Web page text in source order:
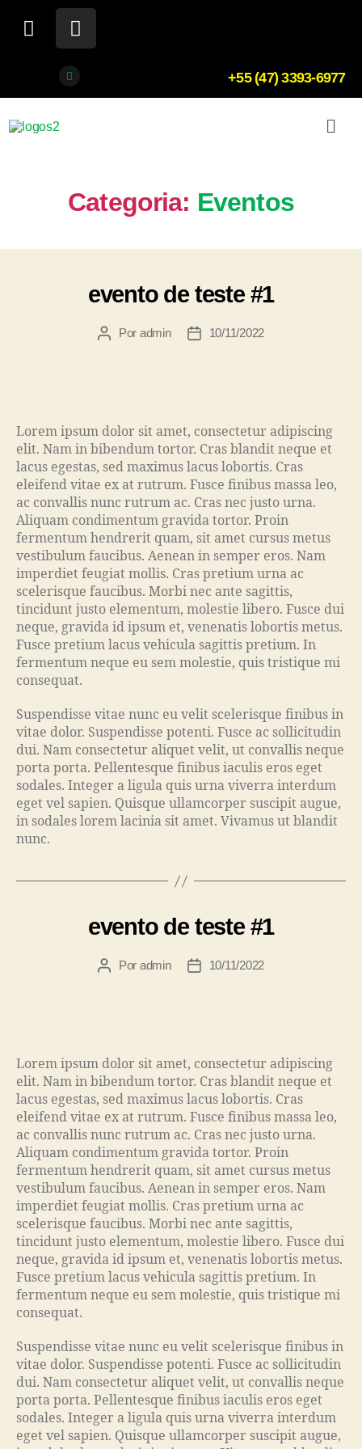
+55 (47) 3393-6977
Categoria: Eventos
evento de teste #1
Por admin 10/11/2022
Lorem ipsum dolor sit amet, consectetur adipiscing
elit. Nam in bibendum tortor. Cras blandit neque et
lacus egestas, sed maximus lacus lobortis. Cras
eleifend vitae ex at rutrum. Fusce finibus massa leo,
ac convallis nunc rutrum ac. Cras nec justo urna.
Aliquam condimentum gravida tortor. Proin
fermentum hendrerit quam, sit amet cursus metus
vestibulum faucibus. Aenean in semper eros. Nam
imperdiet feugiat mollis. Cras pretium urna ac
scelerisque faucibus. Morbi nec ante sagittis,
tincidunt justo elementum, molestie libero. Fusce dui
neque, gravida id ipsum et, venenatis lobortis metus.
Fusce pretium lacus vehicula sagittis pretium. In
fermentum neque eu sem molestie, quis tristique mi
consequat.
Suspendisse vitae nunc eu velit scelerisque finibus in
vitae dolor. Suspendisse potenti. Fusce ac sollicitudin
dui. Nam consectetur aliquet velit, ut convallis neque
porta porta. Pellentesque finibus iaculis eros eget
sodales. Integer a ligula quis urna viverra interdum
eget vel sapien. Quisque ullamcorper suscipit augue,
in sodales lorem lacinia sit amet. Vivamus ut blandit
nunc.
evento de teste #1
Por admin 10/11/2022
Lorem ipsum dolor sit amet, consectetur adipiscing
elit. Nam in bibendum tortor. Cras blandit neque et
lacus egestas, sed maximus lacus lobortis. Cras
eleifend vitae ex at rutrum. Fusce finibus massa leo,
ac convallis nunc rutrum ac. Cras nec justo urna.
Aliquam condimentum gravida tortor. Proin
fermentum hendrerit quam, sit amet cursus metus
vestibulum faucibus. Aenean in semper eros. Nam
imperdiet feugiat mollis. Cras pretium urna ac
scelerisque faucibus. Morbi nec ante sagittis,
tincidunt justo elementum, molestie libero. Fusce dui
neque, gravida id ipsum et, venenatis lobortis metus.
Fusce pretium lacus vehicula sagittis pretium. In
fermentum neque eu sem molestie, quis tristique mi
consequat.
Suspendisse vitae nunc eu velit scelerisque finibus in
vitae dolor. Suspendisse potenti. Fusce ac sollicitudin
dui. Nam consectetur aliquet velit, ut convallis neque
porta porta. Pellentesque finibus iaculis eros eget
sodales. Integer a ligula quis urna viverra interdum
eget vel sapien. Quisque ullamcorper suscipit augue,